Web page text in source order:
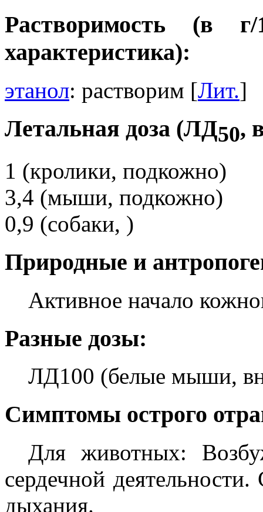
Растворимость (в
характеристика):
этанол: растворим [Лит.]
Летальная доза (ЛД50,
1 (кролики, подкожно)
3,4 (мыши, подкожно)
0,9 (собаки, )
Природные и
Активное начало
Разные дозы:
ЛД100 (белые мыши,
Симптомы острого
Для животных:
сердечной
дыхания.